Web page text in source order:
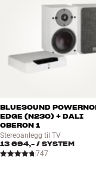
BLUESOUND
EDGE (N230) + DALI
OBERON 1
Stereoanlegg til TV
13 694,- / SYSTEM
747